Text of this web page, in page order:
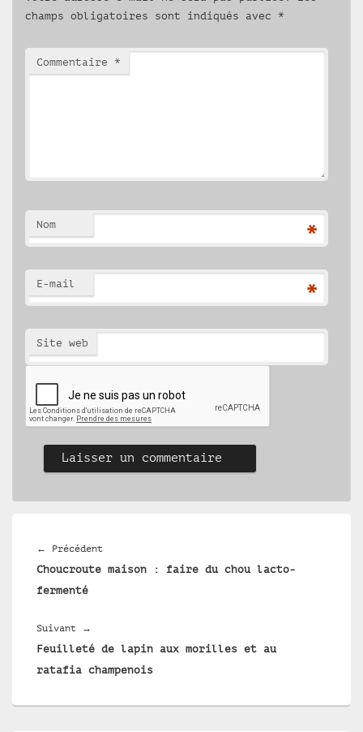
champs obligatoires sont indiqués avec *
Commentaire *
Nom *
E-mail *
Site web
l’article
← Précédent
précédent :
Choucroute maison : faire du chou lacto-
fermenté
Suivant →
suivant :
Feuilleté de lapin aux morilles et au
ratafia champenois